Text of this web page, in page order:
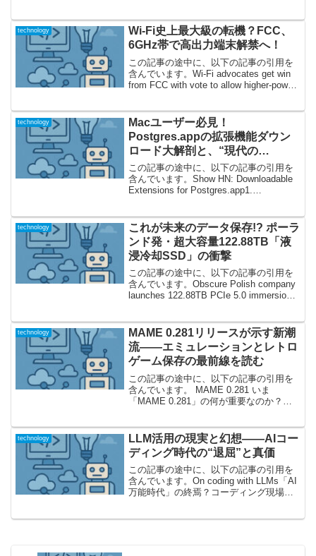
の存在感を放つ“Tru...
technology
Wi-Fi史上最大級の転機？FCC、
6GHz帯で高出力端末解禁へ！
この記事の途中に、以下の記事の引用を
含んでいます。Wi-Fi advocates get win
from FCC with vote to allow higher-power
technology
Macユーザー必見！
Postgres.appの拡張機能ダウン
ロード大解剖と、“現代の
PostgreSQL活用法”
この記事の途中に、以下の記事の引用を
含んでいます。Show HN: Downloadable
Extensions for Postgres.app1.
technology
これが未来のデータ保存!? ポーラ
ンド発・超大容量122.88TB「液
浸冷却SSD」の衝撃
この記事の途中に、以下の記事の引用を
含んでいます。Obscure Polish company
launches 122.88TB PCIe 5.0 immersion
technology
MAME 0.281リリースが示す新潮
流――エミュレーションとレトロ
ゲーム保存の最前線を読む
この記事の途中に、以下の記事の引用を
含んでいます。 MAME 0.281 いま
「MAME 0.281」の何が重要なのか？
リースされた...
technology
LLM活用の現実と幻想——AIコー
ディング時代の“退屈”と真価
この記事の途中に、以下の記事の引用を
含んでいます。On coding with LLMs「AI
万能時代」の終焉？コーディング現場が